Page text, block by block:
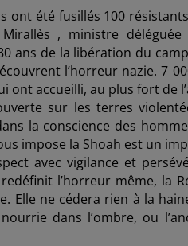
ont été fusillés 100
, ministre
ans de la libération du
l’horreur nazie. 7
ont accueilli, au plus fort de
sur les terres
la conscience des
impose la Shoah est un
avec vigilance et
l’horreur même, la
Elle ne cédera rien à la
dans l’ombre, ou